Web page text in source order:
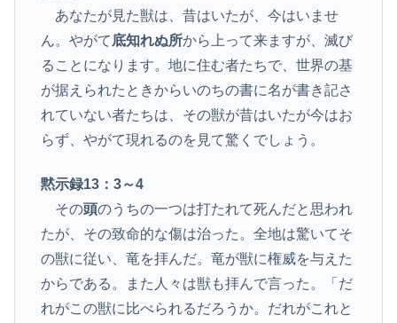
あなたが見た獣は、昔はいたが、今はいませ
ん。やがて底知れぬ所から上って来ますが、滅び
ることになります。地に住む者たちで、世界の基
が据えられたときからいのちの書に名が書き記さ
れていない者たちは、その獣が昔はいたが今はお
らず、やがて現れるのを見て驚くでしょう。
黙示録13：3～4
その頭のうちの一つは打たれて死んだと思われ
たが、その致命的な傷は治った。全地は驚いてそ
の獣に従い、竜を拝んだ。竜が獣に権威を与えた
からである。また人々は獣も拝んで言った。「だ
れがこの獣に比べられるだろうか。だれがこれと